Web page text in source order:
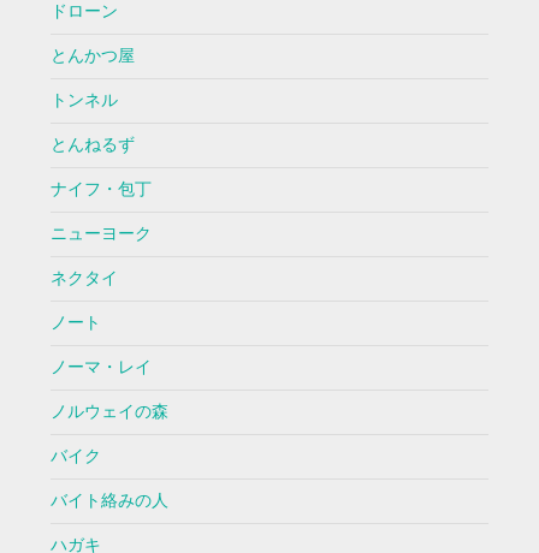
ドローン
とんかつ屋
トンネル
とんねるず
ナイフ・包丁
ニューヨーク
ネクタイ
ノート
ノーマ・レイ
ノルウェイの森
バイク
バイト絡みの人
ハガキ